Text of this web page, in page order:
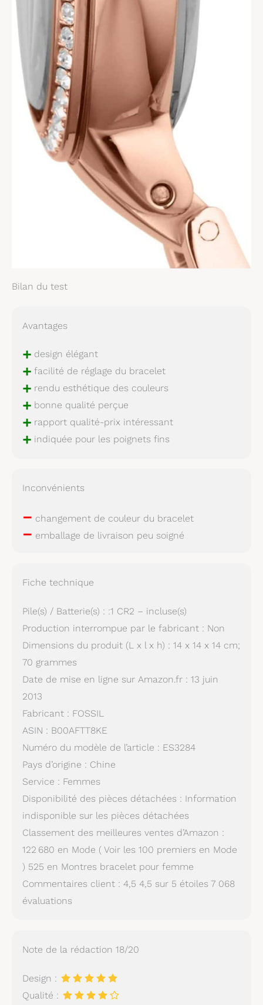
Bilan du test
Avantages
+design élégant
+facilité de réglage du bracelet
+rendu esthétique des couleurs
+bonne qualité perçue
+rapport qualité-prix intéressant
+indiquée pour les poignets fins
Inconvénients
– changement de couleur du bracelet
– emballage de livraison peu soigné
Fiche technique
Pile(s) / Batterie(s) : :1 CR2 – incluse(s)
Production interrompue par le fabricant : Non
Dimensions du produit (L x l x h) : 14 x 14 x 14 cm;
70 grammes
Date de mise en ligne sur Amazon.fr : 13 juin
2013
Fabricant : FOSSIL
ASIN : B00AFTT8KE
Numéro du modèle de l’article : ES3284
Pays d’origine : Chine
Service : Femmes
Disponibilité des pièces détachées : Information
indisponible sur les pièces détachées
Classement des meilleures ventes d’Amazon :
122 680 en Mode ( Voir les 100 premiers en Mode
) 525 en Montres bracelet pour femme
Commentaires client : 4,5 4,5 sur 5 étoiles 7 068
évaluations
Note de la rédaction 18/20
Design :
Qualité :